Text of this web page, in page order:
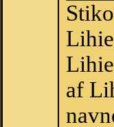
af